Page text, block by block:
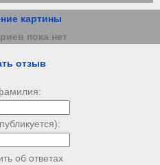
картины
пока нет
отзыв
об ответах